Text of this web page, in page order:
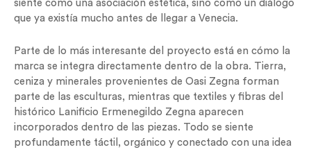
siente como una asociación estética, sino como un diálogo
que ya existía mucho antes de llegar a Venecia.
Parte de lo más interesante del proyecto está en cómo la
marca se integra directamente dentro de la obra. Tierra,
ceniza y minerales provenientes de Oasi Zegna forman
parte de las esculturas, mientras que textiles y fibras del
histórico Lanificio Ermenegildo Zegna aparecen
incorporados dentro de las piezas. Todo se siente
profundamente táctil, orgánico y conectado con una idea